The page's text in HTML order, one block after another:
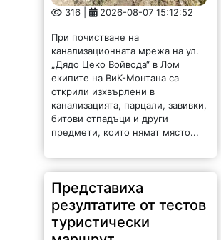
канализационната мрежа на ул.
„Дядо Цеко Войвода“ в Лом
открили изхвърлени в
канализацията, парцали, завивки,
битови отпадъци и други
предмети, които нямат място...
Представиха
резултатите от тестов
туристически
маршрут